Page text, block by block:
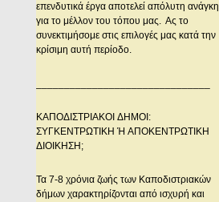
επενδυτικά έργα αποτελεί απόλυτη ανάγκη
για το μέλλον του τόπου μας. Ας το
συνεκτιμήσομε στις επιλογές μας κατά την
κρίσιμη αυτή περίοδο.
KAΠOΔIΣTPIAKOI ΔHMOI:
ΣYΓKENTPΩTIKH Ή AΠOKENTPΩTIKH
ΔIOIKHΣH;
Τα 7-8 χρόνια ζωής των Καποδιστριακών
δήμων χαρακτηρίζονται από ισχυρή και